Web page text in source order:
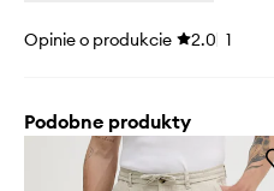
Opinie o produkcie 2.0 1
Podobne produkty